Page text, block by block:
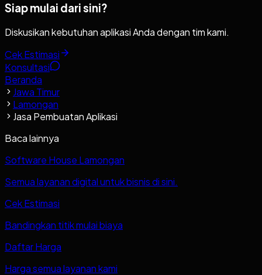
Siap mulai dari sini?
Diskusikan kebutuhan aplikasi Anda dengan tim kami.
Cek Estimasi
Konsultasi
Beranda
Jawa Timur
Lamongan
Jasa Pembuatan Aplikasi
Baca lainnya
Software House Lamongan
Semua layanan digital untuk bisnis di sini.
Cek Estimasi
Bandingkan titik mulai biaya
Daftar Harga
Harga semua layanan kami